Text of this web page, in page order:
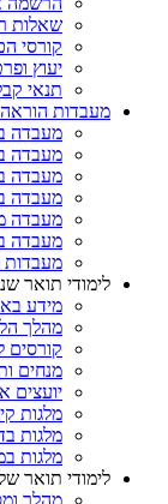
שאלות
קורסי
יעוץ
תנאי
מעבדות
מעבדה
מעבדה
מעבדה
מעבדה
מעבדה
מעבדה
מעבדות
לימודי תואר
מידע
מהלך
קורסים
מנחים
יועצים
מלגות
מלגות
מלגות
לימודי תואר
מהלך